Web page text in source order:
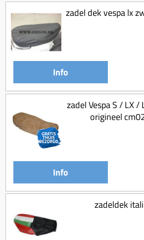
zadel dek vespa lx
Info
zadel Vespa S / LX
origineel
Info
zadeldek